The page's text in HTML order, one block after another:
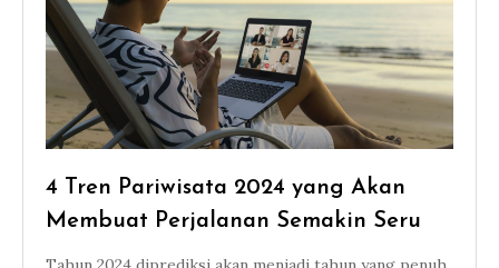
4 Tren Pariwisata 2024 yang Akan
Membuat Perjalanan Semakin Seru